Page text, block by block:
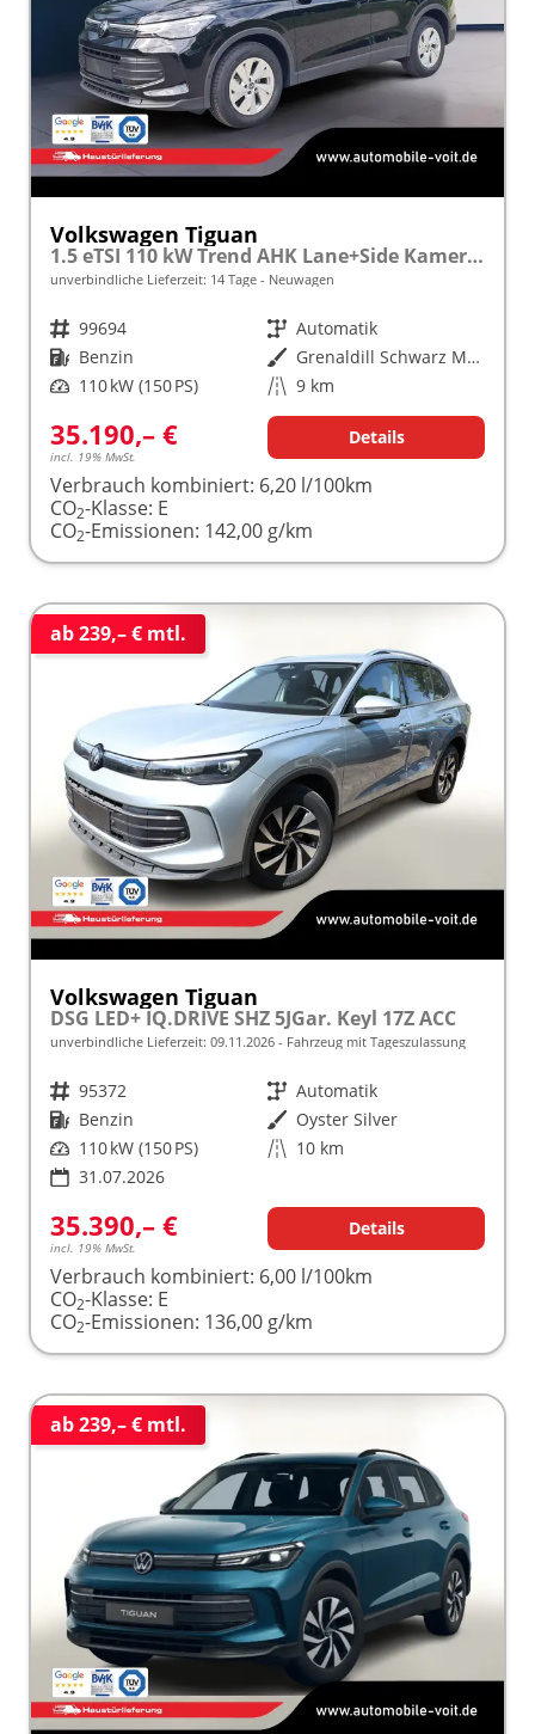
Volkswagen Tiguan
1.5 eTSI 110 kW Trend AHK Lane+Side Kamera VZE
unverbindliche Lieferzeit: 14 Tage Neuwagen
Fahrzeugnr. 99694 Getriebe Automatik
Kraftstoff Benzin Außenfarbe
Grenaldill Schwarz Metallic
Leistung 110 kW (150 PS) Kilometerstand 9 km
35.190,– €
incl. 19% MwSt.
Details
Verbrauch kombiniert: 6,20 l/100km
CO2-Klasse: E
CO2-Emissionen: 142,00 g/km
ab 239,– € mtl.
Volkswagen Tiguan
DSG LED+ IQ.DRIVE SHZ 5JGar. Keyl 17Z ACC
unverbindliche Lieferzeit: 09.11.2026 Fahrzeug mit Tageszulassung
Fahrzeugnr. 95372 Getriebe Automatik
Kraftstoff Benzin Außenfarbe Oyster Silver
Leistung 110 kW (150 PS) Kilometerstand 10 km
31.07.2026
35.390,– €
incl. 19% MwSt.
Details
Verbrauch kombiniert: 6,00 l/100km
CO2-Klasse: E
CO2-Emissionen: 136,00 g/km
ab 239,– € mtl.